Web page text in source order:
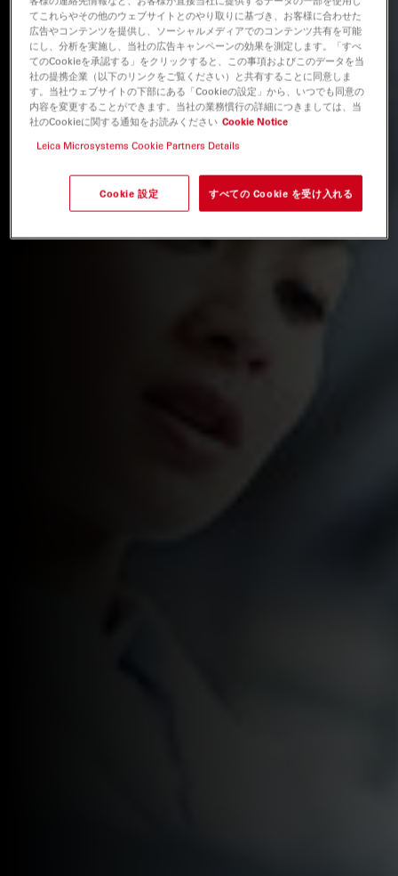
てこれらやその他のウェブサイトとのやり取りに基づき、お客様に合わせた
広告やコンテンツを提供し、ソーシャルメディアでのコンテンツ共有を可能
にし、分析を実施し、当社の広告キャンペーンの効果を測定します。「すべ
てのCookieを承認する」をクリックすると、この事項およびこのデータを当
社の提携企業（以下のリンクをご覧ください）と共有することに同意しま
す。当社ウェブサイトの下部にある「Cookieの設定」から、いつでも同意の
内容を変更することができます。当社の業務慣行の詳細につきましては、当
社のCookieに関する通知をお読みください Cookie Notice
Leica Microsystems Cookie Partners Details
Cookie 設定 すべての Cookie を受け入れる